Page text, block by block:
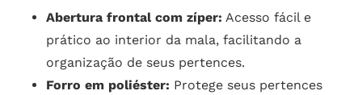
Abertura frontal com zíper: Acesso fácil e
prático ao interior da mala, facilitando a
organização de seus pertences.
Forro em poliéster: Protege seus pertences